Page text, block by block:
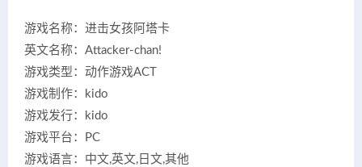
游戏名称：进击女孩阿塔卡
英文名称：Attacker-chan!
游戏类型：动作游戏ACT
游戏制作：kido
游戏发行：kido
游戏平台：PC
游戏语言：中文,英文,日文,其他